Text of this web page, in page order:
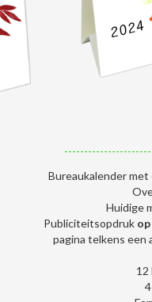
Bureaukalender
Huidige
Publiciteitsopdruk
pagina telkens een
12